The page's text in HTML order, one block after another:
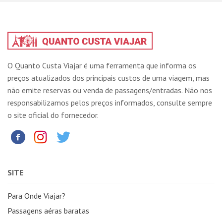
O Quanto Custa Viajar é uma ferramenta que informa os
preços atualizados dos principais custos de uma viagem, mas
não emite reservas ou venda de passagens/entradas. Não nos
responsabilizamos pelos preços informados, consulte sempre
o site oficial do fornecedor.
SITE
Para Onde Viajar?
Passagens aéras baratas